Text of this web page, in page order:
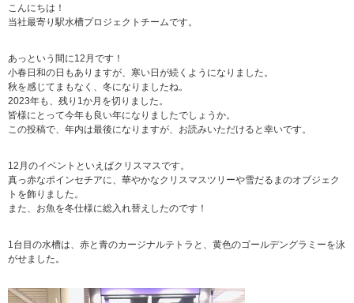
こんにちは！
当社最寄り駅水槽プロジェクトチームです。
あっという間に12月です！
小春日和の日もありますが、寒い日が続くようになりました。
秋を感じてまもなく、冬になりましたね。
2023年も、残り1か月を切りました。
皆様にとって今年も良い年になりましたでしょうか。
この投稿で、年内は最後になりますが、お読みいただけると幸いです。
12月のイベントといえばクリスマスです。
真っ赤なポインセチアに、華やかなクリスマスツリーや雪だるまのオブジェク
トを飾りました。
また、お魚を冬仕様に総入れ替えしたのです！
1台目の水槽は、赤と青のカージナルテトラと、黄色のゴールデングラミーを泳
がせました。